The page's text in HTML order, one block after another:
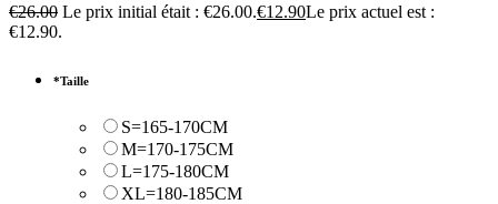
€26.00 Le prix initial était : €26.00.€12.90Le prix actuel est :
€12.90.
*Taille
S=165-170CM
M=170-175CM
L=175-180CM
XL=180-185CM